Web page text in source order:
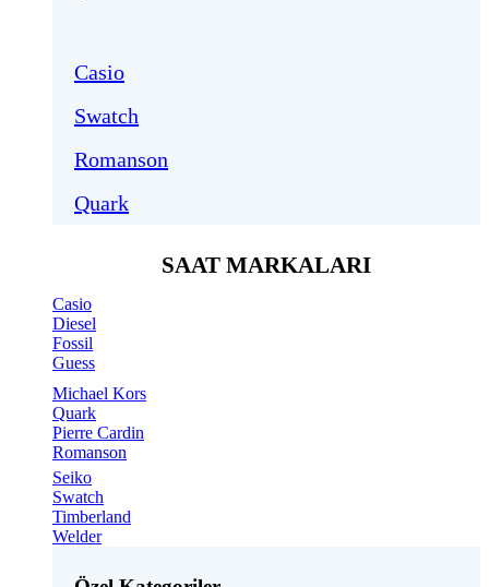
Casio
Swatch
Romanson
Quark
SAAT MARKALARI
Casio
Diesel
Fossil
Guess
Michael Kors
Quark
Pierre Cardin
Romanson
Seiko
Swatch
Timberland
Welder